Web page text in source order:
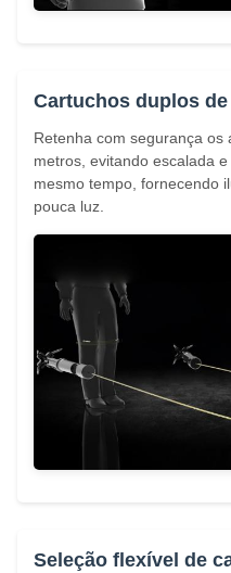
Cartuchos duplos
Retenha com segurança os
metros, evitando escalada
mesmo tempo, fornecendo
pouca luz.
Seleção flexível de